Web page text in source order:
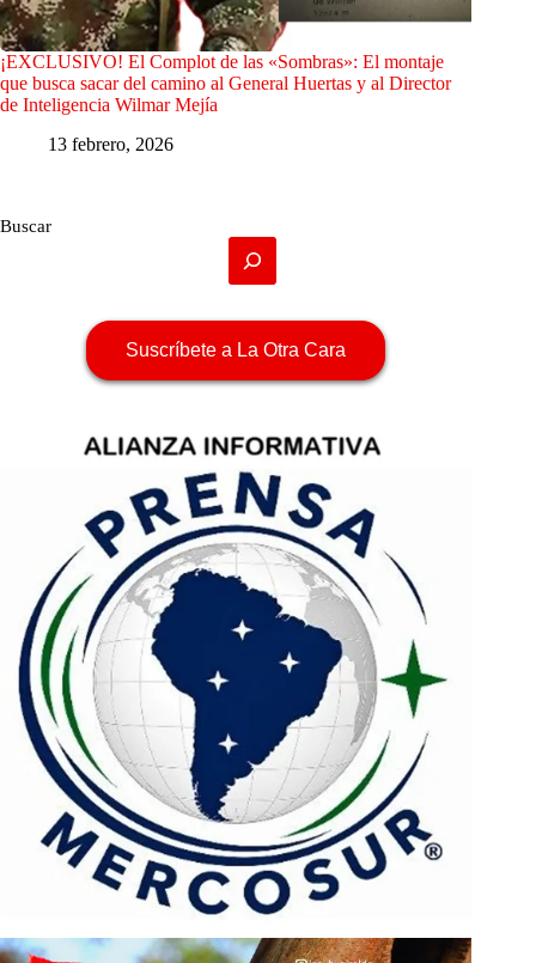
¡EXCLUSIVO! El Complot de las «Sombras»: El montaje
que busca sacar del camino al General Huertas y al Director
de Inteligencia Wilmar Mejía
13 febrero, 2026
Buscar
Suscríbete a La Otra Cara